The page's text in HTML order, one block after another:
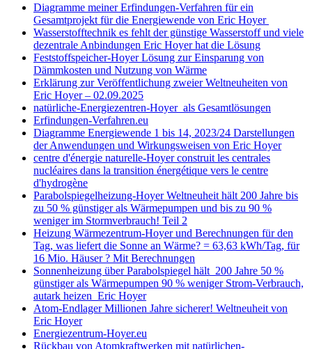
Diagramme meiner Erfindungen-Verfahren für ein
Gesamtprojekt für die Energiewende von Eric Hoyer
Wasserstofftechnik es fehlt der günstige Wasserstoff und viele
dezentrale Anbindungen Eric Hoyer hat die Lösung
Feststoffspeicher-Hoyer Lösung zur Einsparung von
Dämmkosten und Nutzung von Wärme
Erklärung zur Veröffentlichung zweier Weltneuheiten von
Eric Hoyer – 02.09.2025
natürliche-Energiezentren-Hoyer als Gesamtlösungen
Erfindungen-Verfahren.eu
Diagramme Energiewende 1 bis 14, 2023/24 Darstellungen
der Anwendungen und Wirkungsweisen von Eric Hoyer
centre d'énergie naturelle-Hoyer construit les centrales
nucléaires dans la transition énergétique vers le centre
d'hydrogène
Parabolspiegelheizung-Hoyer Weltneuheit hält 200 Jahre bis
zu 50 % günstiger als Wärmepumpen und bis zu 90 %
weniger im Stormverbrauch! Teil 2
Heizung Wärmezentrum-Hoyer und Berechnungen für den
Tag, was liefert die Sonne an Wärme? = 63,63 kWh/Tag, für
16 Mio. Häuser ? Mit Berechnungen
Sonnenheizung über Parabolspiegel hält 200 Jahre 50 %
günstiger als Wärmepumpen 90 % weniger Strom-Verbrauch,
autark heizen Eric Hoyer
Atom-Endlager Millionen Jahre sicherer! Weltneuheit von
Eric Hoyer
Energiezentrum-Hoyer.eu
Rückbau von Atomkraftwerken mit natürlichen-